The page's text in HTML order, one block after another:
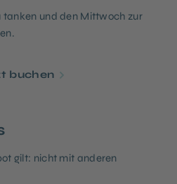
tanken und den Mittwoch zur
buchen
gilt: nicht mit anderen